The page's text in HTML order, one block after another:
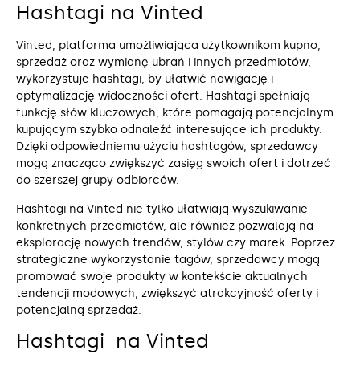
Hashtagi na Vinted
Vinted, platforma umożliwiająca użytkownikom kupno,
sprzedaż oraz wymianę ubrań i innych przedmiotów,
wykorzystuje hashtagi, by ułatwić nawigację i
optymalizację widoczności ofert. Hashtagi spełniają
funkcję słów kluczowych, które pomagają potencjalnym
kupującym szybko odnaleźć interesujące ich produkty.
Dzięki odpowiedniemu użyciu hashtagów, sprzedawcy
mogą znacząco zwiększyć zasięg swoich ofert i dotrzeć
do szerszej grupy odbiorców.
Hashtagi na Vinted nie tylko ułatwiają wyszukiwanie
konkretnych przedmiotów, ale również pozwalają na
eksplorację nowych trendów, stylów czy marek. Poprzez
strategiczne wykorzystanie tagów, sprzedawcy mogą
promować swoje produkty w kontekście aktualnych
tendencji modowych, zwiększyć atrakcyjność oferty i
potencjalną sprzedaż.
Hashtagi na Vinted